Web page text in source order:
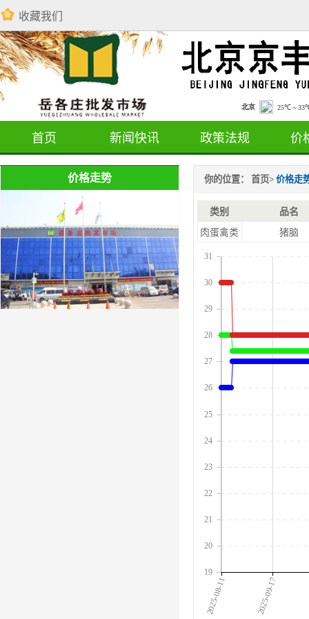
收藏我们
首页 新闻快讯 政策法规 价
价格走势 你的位置： 首页> 价格走
类别
品名
肉蛋禽类
猪脑
2025-08-11 2025-09-17
19
20
21
22
23
24
25
26
27
28
29
30
31